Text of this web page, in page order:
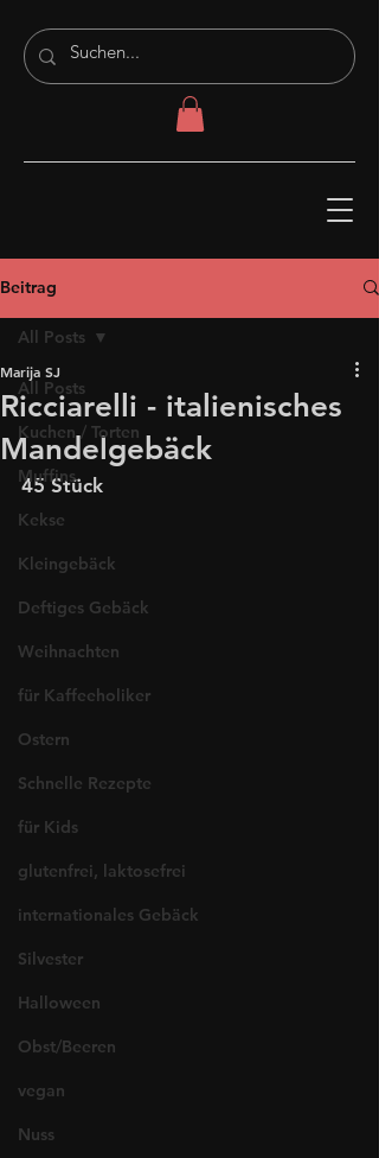
Beitrag
All Posts
Kuchen / Torten
Muffins
Kekse
Kleingebäck
Deftiges Gebäck
Weihnachten
für Kaffeeholiker
Ostern
Schnelle Rezepte
für Kids
glutenfrei, laktosefrei
internationales Gebäck
Silvester
Halloween
Obst/Beeren
vegan
Nuss
All Posts
Ricciarelli - italienisches
Mandelgebäck
Marija SJ
45 Stück